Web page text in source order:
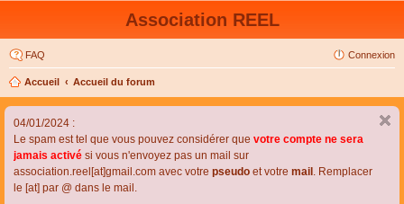
Association REEL
FAQ Connexion
Accueil Accueil du forum
04/01/2024 :
Le spam est tel que vous pouvez considérer que votre compte ne sera
jamais activé si vous n'envoyez pas un mail sur
association.reel[at]gmail.com avec votre pseudo et votre mail . Remplacer
le [at] par @ dans le mail.